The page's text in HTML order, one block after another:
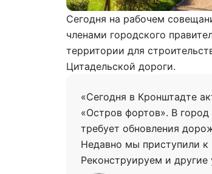
Сегодня на рабочем
членами городского
территории для
Цитадельской дороги.
«Сегодня в Кронштадте
«Остров фортов». В
требует обновления
Недавно мы приступили к
Реконструируем и